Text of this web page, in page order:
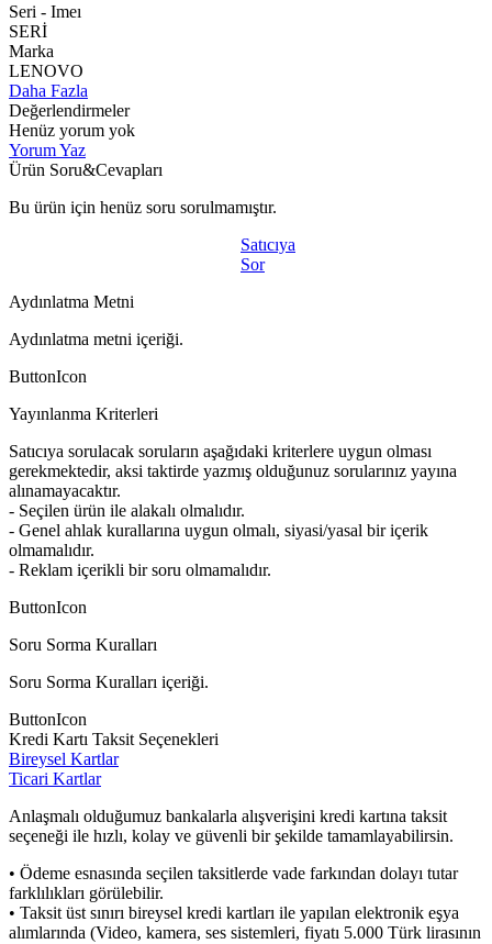
Seri - Imeı
SERİ
Marka
LENOVO
Daha Fazla
Değerlendirmeler
Henüz yorum yok
Yorum Yaz
Ürün Soru&Cevapları
Bu ürün için henüz soru sorulmamıştır.
Satıcıya
Sor
Aydınlatma Metni
Aydınlatma metni içeriği.
ButtonIcon
Yayınlanma Kriterleri
Satıcıya sorulacak soruların aşağıdaki kriterlere uygun olması
gerekmektedir, aksi taktirde yazmış olduğunuz sorularınız yayına
alınamayacaktır.
- Seçilen ürün ile alakalı olmalıdır.
- Genel ahlak kurallarına uygun olmalı, siyasi/yasal bir içerik
olmamalıdır.
- Reklam içerikli bir soru olmamalıdır.
ButtonIcon
Soru Sorma Kuralları
Soru Sorma Kuralları içeriği.
ButtonIcon
Kredi Kartı Taksit Seçenekleri
Bireysel Kartlar
Ticari Kartlar
Anlaşmalı olduğumuz bankalarla alışverişini kredi kartına taksit
seçeneği ile hızlı, kolay ve güvenli bir şekilde tamamlayabilirsin.
• Ödeme esnasında seçilen taksitlerde vade farkından dolayı tutar
farklılıkları görülebilir.
• Taksit üst sınırı bireysel kredi kartları ile yapılan elektronik eşya
alımlarında (Video, kamera, ses sistemleri, fiyatı 5.000 Türk lirasının